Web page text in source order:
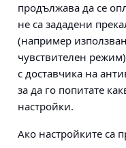
продължава да се
не са зададени
(например
чувствителен
с доставчика на
за да го попитате
настройки.
Ако настройките са